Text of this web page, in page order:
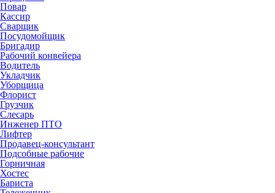
Повар
Кассир
Сварщик
Посудомойщик
Бригадир
Рабочий конвейера
Водитель
Укладчик
Уборщица
Флорист
Грузчик
Слесарь
Инженер ПТО
Лифтер
Продавец-консультант
Подсобные рабочие
Горничная
Хостес
Бариста